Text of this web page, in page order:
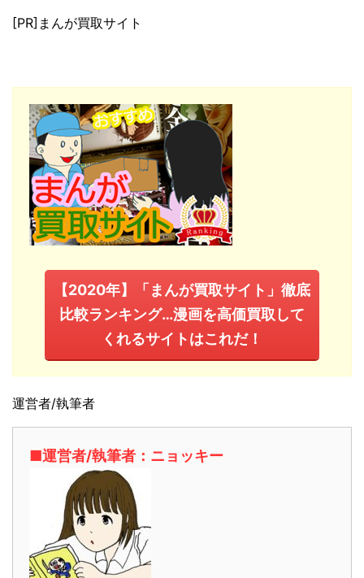
[PR]まんが買取サイト
【2020年】「まんが買取サイト」徹底
比較ランキング…漫画を高価買取して
くれるサイトはこれだ！
運営者/執筆者
■運営者/執筆者：ニョッキー